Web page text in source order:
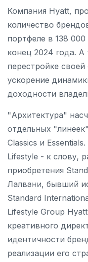
Компания Hyatt,
количество
портфеле в 138
конец 2024 года. А
перестройке
ускорение
доходности
"Архитектура"
отдельных
Classics и
Lifestyle - к слову,
приобретения
Лалвани, бывший
Standard
Lifestyle Group
креативного
идентичности
реализации его